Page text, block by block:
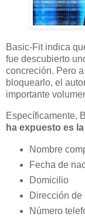
Basic-Fit indica
fue descubierto
concreción. Pero
bloquearlo, el
importante
Específicamente,
ha expuesto es
Nombre
Fecha de
Domicilio
Dirección de
Número